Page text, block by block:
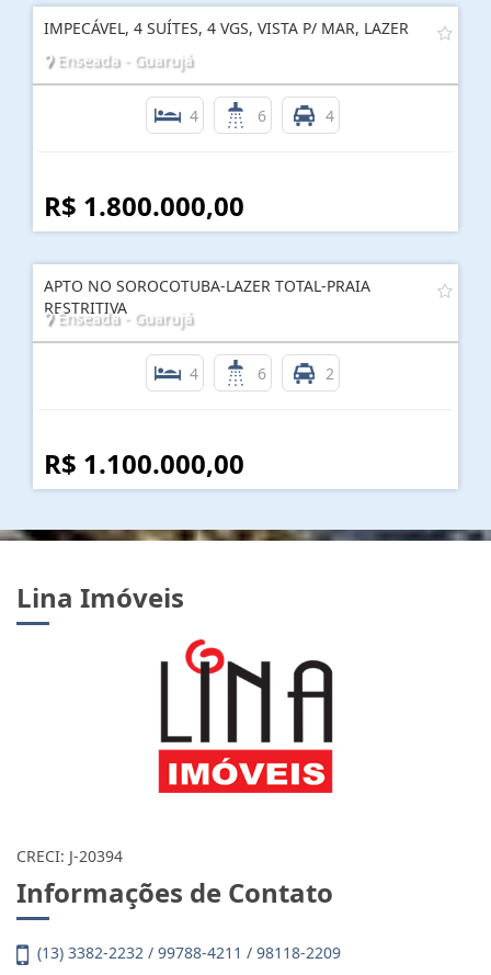
IMPECÁVEL, 4 SUÍTES, 4 VGS, VISTA P/ MAR, LAZER
Enseada - Guarujá
4 6 4
R$ 1.800.000,00
APTO NO SOROCOTUBA-LAZER TOTAL-PRAIA
RESTRITIVA
Enseada - Guarujá
4 6 2
R$ 1.100.000,00
Lina Imóveis
CRECI: J-20394
Informações de Contato
(13) 3382-2232 / 99788-4211 / 98118-2209